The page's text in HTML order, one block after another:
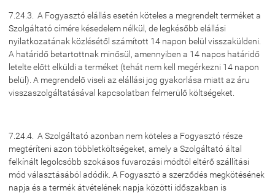
7.24.3. A Fogyasztó elállás esetén köteles a megrendelt terméket a
Szolgáltató címére késedelem nélkül, de legkésőbb elállási
nyilatkozatának közlésétől számított 14 napon belül visszaküldeni.
A határidő betartottnak minősül, amennyiben a 14 napos határidő
letelte előtt elküldi a terméket (tehát nem kell megérkezni 14 napon
belül). A megrendelő viseli az elállási jog gyakorlása miatt az áru
visszaszolgáltatásával kapcsolatban felmerülő költségeket.
7.24.4. A Szolgáltató azonban nem köteles a Fogyasztó része
megtéríteni azon többletköltségeket, amely a Szolgáltató által
felkínált legolcsóbb szokásos fuvarozási módtól eltérő szállítási
mód választásából adódik. A Fogyasztó a szerződés megkötésének
napja és a termék átvételének napja közötti időszakban is